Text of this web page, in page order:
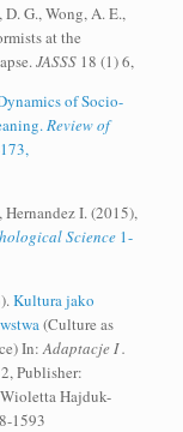
G., Wong, A. E.,
at the
JASSS 18 (1) 6,
of Socio-
Review of
I. (2015),
Science 1-
Kultura jako
(Culture as
In:Adaptacje I .
Publisher:
Hajduk-
1593